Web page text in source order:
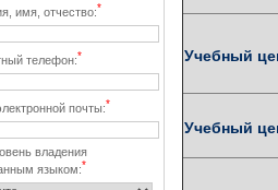
имя, отчество:*
телефон:*
почты:*
владения
языком:*
Учебный
Учебный